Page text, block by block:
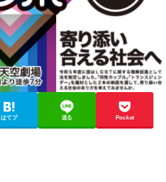
はてブ 送る Pocket